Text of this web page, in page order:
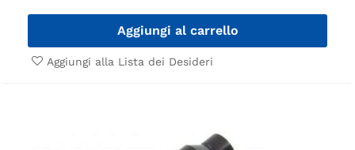
Aggiungi al carrello
Aggiungi alla Lista dei Desideri